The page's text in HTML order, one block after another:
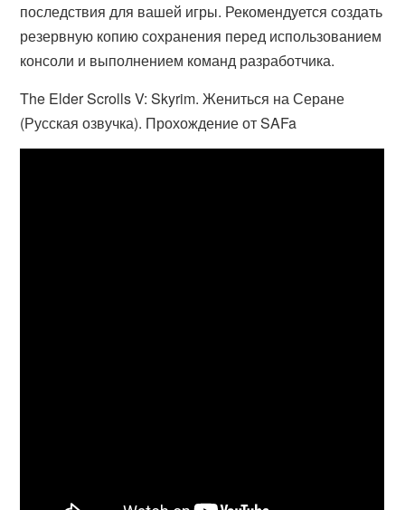
последствия для вашей игры. Рекомендуется создать
резервную копию сохранения перед использованием
консоли и выполнением команд разработчика.
The Elder Scrolls V: Skyrim. Жениться на Серане
(Русская озвучка). Прохождение от SAFa